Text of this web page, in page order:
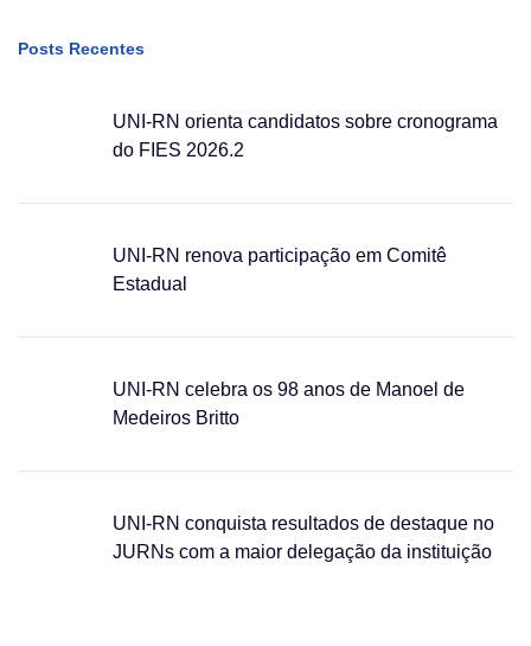
Posts Recentes
UNI-RN orienta candidatos sobre cronograma
do FIES 2026.2
UNI-RN renova participação em Comitê
Estadual
UNI-RN celebra os 98 anos de Manoel de
Medeiros Britto
UNI-RN conquista resultados de destaque no
JURNs com a maior delegação da instituição